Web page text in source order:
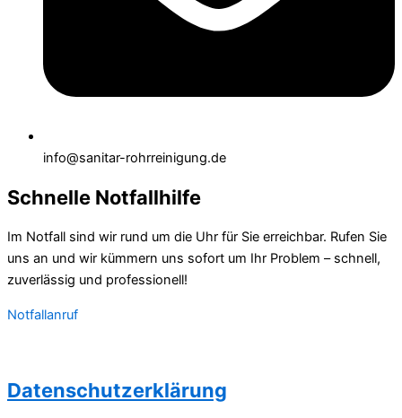
info@sanitar-rohrreinigung.de
Schnelle Notfallhilfe
Im Notfall sind wir rund um die Uhr für Sie erreichbar. Rufen Sie
uns an und wir kümmern uns sofort um Ihr Problem – schnell,
zuverlässig und professionell!
Notfallanruf
Datenschutzerklärung